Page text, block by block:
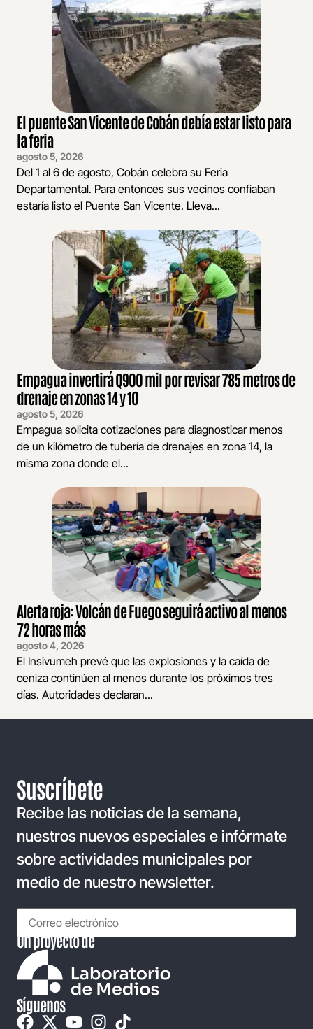
El puente San Vicente de Cobán debía estar listo para
la feria
agosto 5, 2026
Del 1 al 6 de agosto, Cobán celebra su Feria
Departamental. Para entonces sus vecinos confiaban
estaría listo el Puente San Vicente. Lleva...
Empagua invertirá Q900 mil por revisar 785 metros de
drenaje en zonas 14 y 10
agosto 5, 2026
Empagua solicita cotizaciones para diagnosticar menos
de un kilómetro de tubería de drenajes en zona 14, la
misma zona donde el...
Alerta roja: Volcán de Fuego seguirá activo al menos
72 horas más
agosto 4, 2026
El Insivumeh prevé que las explosiones y la caída de
ceniza continúen al menos durante los próximos tres
días. Autoridades declaran...
Suscríbete
Recibe las noticias de la semana,
nuestros nuevos especiales e infórmate
sobre actividades municipales por
medio de nuestro newsletter.
Un proyecto de
Síguenos